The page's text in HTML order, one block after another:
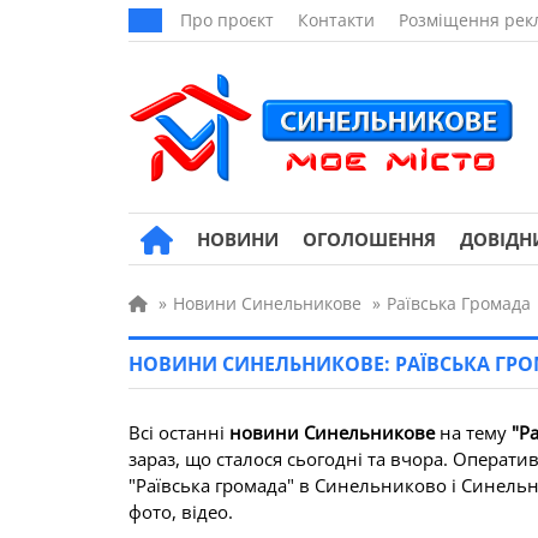
Про проєкт Контакти Розміщення
НОВИНИ ОГОЛОШЕННЯ
» Новини Синельникове » Раївська Громада
НОВИНИ СИНЕЛЬНИКОВЕ: РАЇВСЬКА
Всі останні новини Синельниковена тему
зараз, що сталося сьогодні та вчора.
"Раївська громада" в Синельниково і
фото, відео.